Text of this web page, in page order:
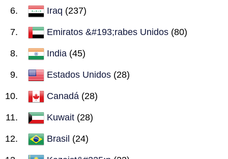
Iraq (237)
Emiratos &#193;rabes Unidos (80)
India (45)
Estados Unidos (28)
Canadá (28)
Kuwait (28)
Brasil (24)